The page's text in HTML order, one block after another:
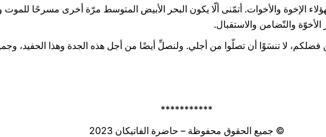
الإخوة والأخوات. أتمّنى ألّا يكون البحر الأبيض المتوسط ​​مرّة أخرى مسرحًا
والتّضامن والاستقبال.
فضلكم، لا تنسَوْا أن تصلّوا من أجلي. ولنصلِّ أيضًا من أجل هذه الجدة وهذا الحفيد، وجميع
***********
© جميع الحقوق محفوظة – حاضرة الفاتيكان 2023